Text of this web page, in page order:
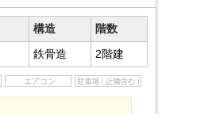
構造
階数
鉄骨造 2階建